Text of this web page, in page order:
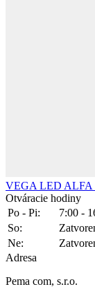
VEGA LED ALFA
Otváracie hodiny
Po - Pi:
7:00 -
So:
Ne:
Adresa
Pema com, s.r.o.